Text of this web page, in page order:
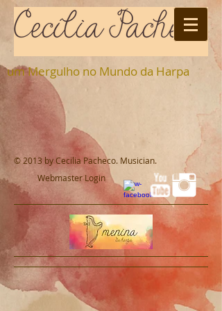
um Mergulho no Mundo da Harpa
© 2013 by Cecilia Pacheco. Musician.
Webmaster Login